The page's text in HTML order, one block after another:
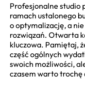
Profesjonalne studio
ramach ustalonego
o optymalizację, a
rozwiązań. Otwarta
kluczowa. Pamiętaj,
część ogólnych
swoich możliwości,
czasem warto trochę